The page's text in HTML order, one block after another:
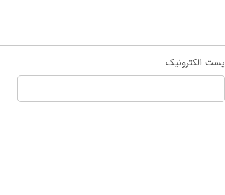
پست الکترونیک